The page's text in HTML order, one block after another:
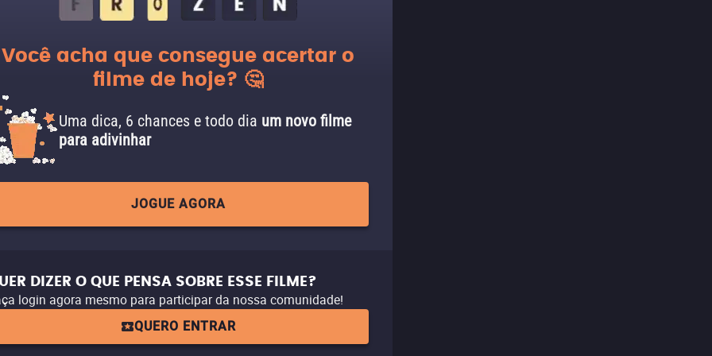
Você acha que consegue acertar o
filme de hoje? 🤔
Uma dica, 6 chances e todo dia um novo filme
para adivinhar
JOGUE AGORA
DIZER O QUE PENSA SOBRE ESSE FILME?
login agora mesmo para participar da nossa comunidade!
QUERO ENTRAR